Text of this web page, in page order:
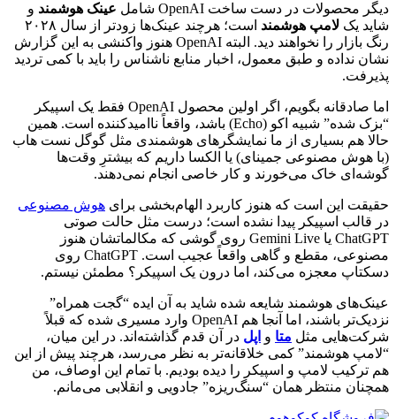
دیگر محصولات در دست ساخت OpenAI شامل عینک هوشمند و
شاید یک لامپ هوشمند
است؛ هرچند عینک‌ها زودتر از سال ۲۰۲۸
رنگ بازار را نخواهند دید. البته OpenAI هنوز واکنشی به این گزارش
نشان نداده و طبق معمول، اخبار منابع ناشناس را باید با کمی تردید
پذیرفت.
اما صادقانه بگویم، اگر اولین محصول OpenAI فقط یک اسپیکر
“بزک‌ شده” شبیه اکو (Echo) باشد، واقعاً ناامیدکننده است. همین
حالا هم بسیاری از ما نمایشگرهای هوشمندی مثل گوگل نست هاب
(با هوش مصنوعی جمینای) یا الکسا داریم که بیشترِ وقت‌ها
گوشه‌ای خاک می‌خورند و کار خاصی انجام نمی‌دهند.
حقیقت این است که هنوز کاربرد الهام‌بخشی برای هوش مصنوعی
در قالب اسپیکر پیدا نشده است؛ درست مثل حالت صوتی
ChatGPT یا Gemini Live روی گوشی که مکالماتشان هنوز
مصنوعی، مقطع و گاهی واقعاً عجیب است. ChatGPT روی
دسکتاپ معجزه می‌کند، اما درون یک اسپیکر؟ مطمئن نیستم.
عینک‌های هوشمند شایعه شده شاید به آن ایده “گجت همراه”
نزدیک‌تر باشند، اما آنجا هم OpenAI وارد مسیری شده که قبلاً
شرکت‌هایی مثل متا و اپل در آن قدم گذاشته‌اند. در این میان،
“لامپ هوشمند” کمی خلاقانه‌تر به نظر می‌رسد، هرچند پیش از این
هم ترکیب لامپ و اسپیکر را دیده بودیم. با تمام این اوصاف، من
همچنان منتظر همان “سنگ‌ریزه” جادویی و انقلابی می‌مانم.